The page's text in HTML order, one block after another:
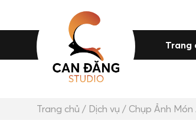
Trang
Trang chủ / Dịch vụ / Chụp Ảnh Món